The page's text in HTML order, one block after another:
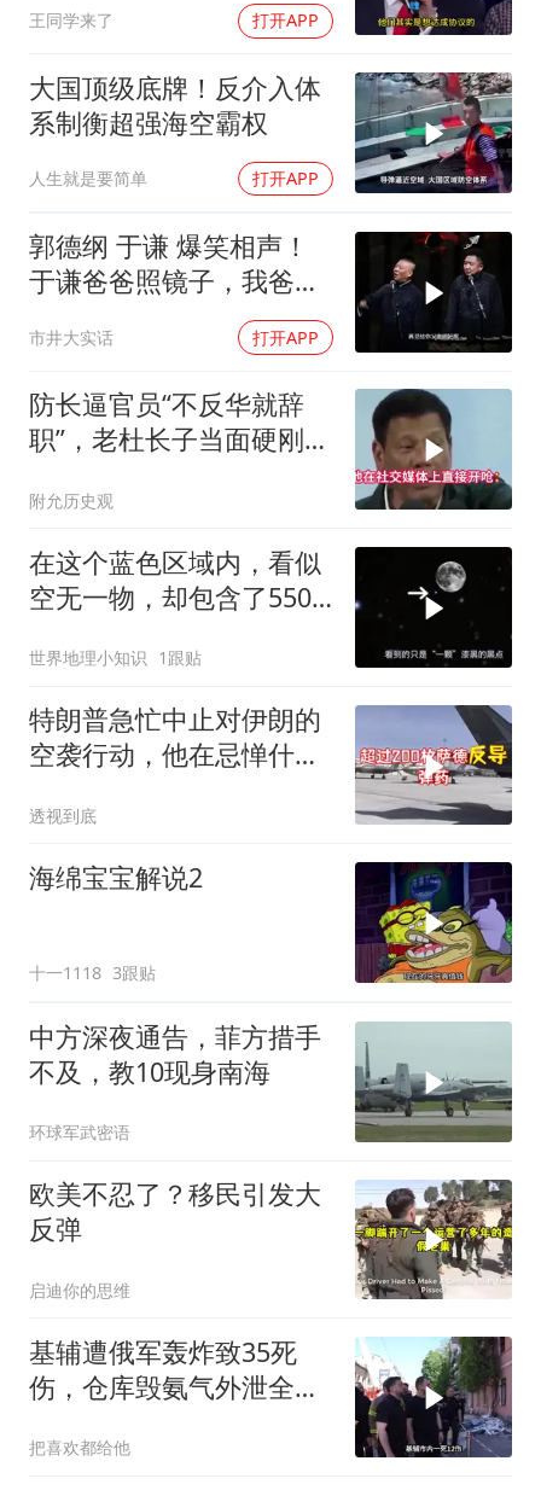
王同学来了 打开APP
大国顶级底牌！反介入体
系制衡超强海空霸权
人生就是要简单 打开APP
郭德纲 于谦 爆笑相声！
于谦爸爸照镜子，我爸爸
东方不败呀，两口子长反
了
市井大实话 打开APP
防长逼官员“不反华就辞
职”，老杜长子当面硬刚：
附允历史观
在这个蓝色区域内，看似
空无一物，却包含了5500
世界地理小知识 1跟贴
特朗普急忙中止对伊朗的
空袭行动，他在忌惮什
透视到底
海绵宝宝解说2
十一1118 3跟贴
中方深夜通告，菲方措手
不及，教10现身南海
环球军武密语
欧美不忍了？移民引发大
反弹
启迪你的思维
基辅遭俄军轰炸致35死
伤，仓库毁氨气外泄全城
把喜欢都给他